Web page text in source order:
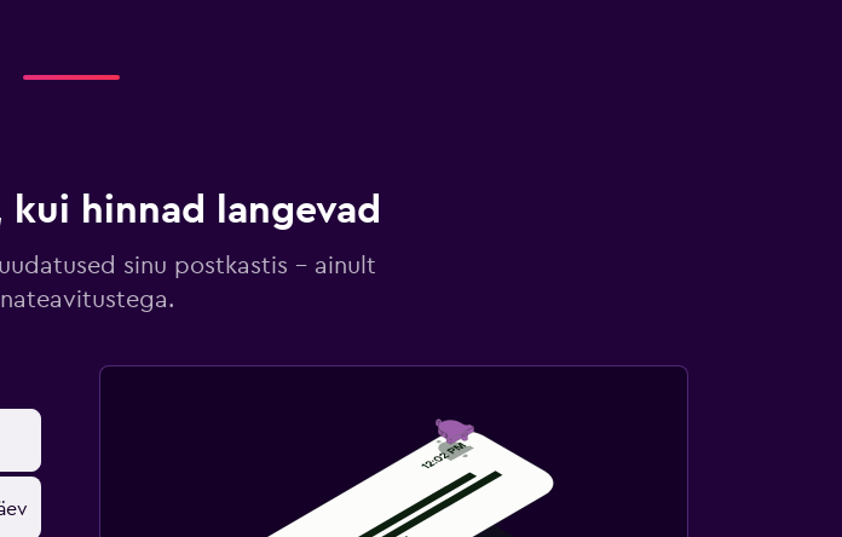
kui hinnad langevad
sinu postkastis – ainult